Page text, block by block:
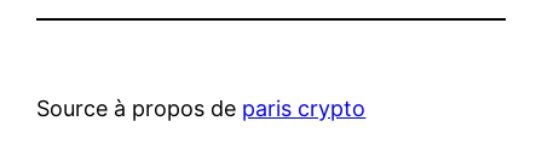
Source à propos de paris crypto